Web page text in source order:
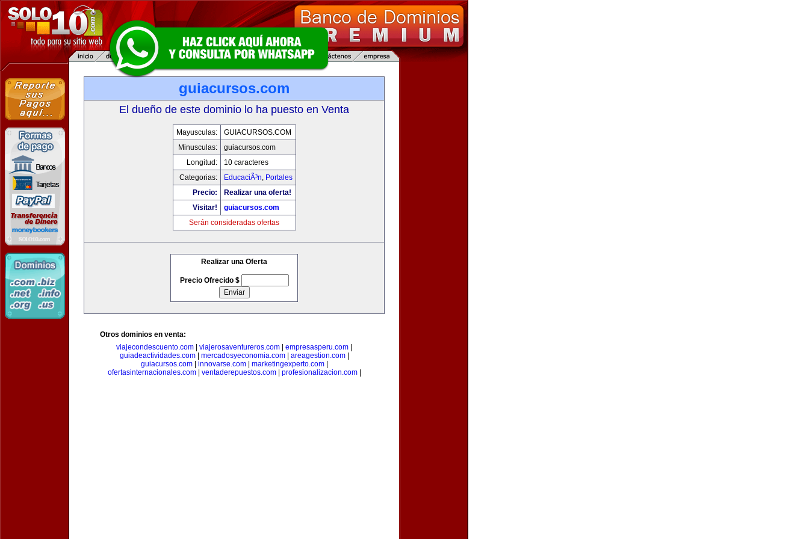
guiacursos.com
El dueño de este dominio lo ha puesto en Venta
Mayusculas:
GUIACURSOS.COM
Minusculas:
guiacursos.com
Longitud:
10 caracteres
Categorias:
EducaciÃ³n, Portales
Precio:
Realizar una oferta!
Visitar!
guiacursos.com
Serán consideradas ofertas
Realizar una Oferta
Precio Ofrecido $
Otros dominios en venta:
viajecondescuento.com
viajerosaventureros.com empresasperu.com
guiadeactividades.com| mercadosyeconomia.com| areagestion.com|
guiacursos.com| innovarse.com| marketingexperto.com|
ofertasinternacionales.com| ventaderepuestos.com| profesionalizacion.com|